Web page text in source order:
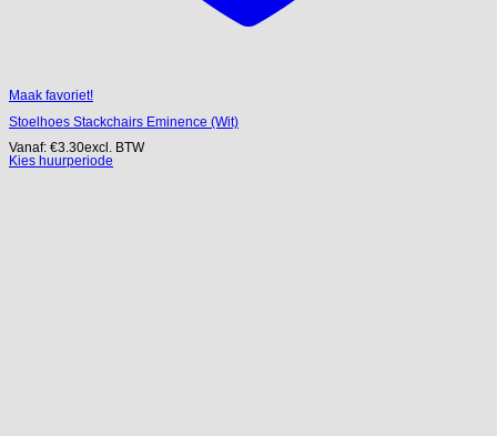
Maak favoriet!
Stoelhoes Stackchairs Eminence (Wit)
Vanaf: €3.30excl. BTW
Kies huurperiode